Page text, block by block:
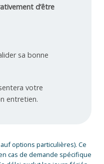
d’être
sa bonne
votre
entretien.
options particulières). Ce
cas de demande spécifique